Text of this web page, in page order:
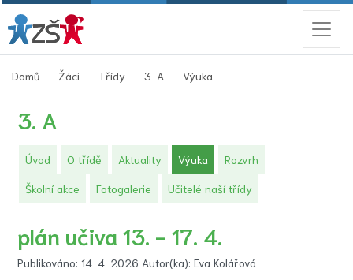
Domů Žáci Třídy 3. A Výuka
3. A
Úvod O třídě Aktuality Výuka(aktuální)
Rozvrh
Školní akce Fotogalerie Učitelé naší třídy
plán učiva 13. - 17. 4.
Publikováno: 14. 4. 2026 Autor(ka): Eva Kolářová